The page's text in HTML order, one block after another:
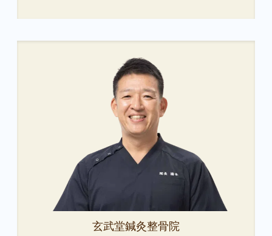
玄武堂鍼灸整骨院